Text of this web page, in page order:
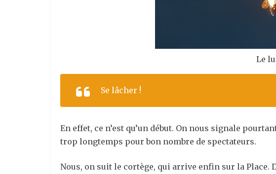
Le
Se lâcher !
En effet, ce n’est qu’un début. On nous signale
trop longtemps pour bon nombre de spectateurs.
Nous, on suit le cortège, qui arrive enfin sur la Place.